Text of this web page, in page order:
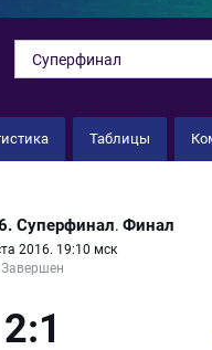
Суперфинал
Таблицы
Суперфинал. Финал
2016. 19:10 мск
Завершен
2:1